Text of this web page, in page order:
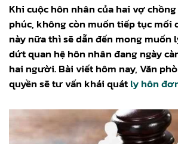
Khi cuộc hôn nhân của hai vợ
phúc, không còn muốn tiếp tục mối
này nữa thì sẽ dẫn đến mong muốn
dứt quan hệ hôn nhân đang ngày
hai người. Bài viết hôm nay, Văn
quyền sẽ tư vấn khái quátly hôn